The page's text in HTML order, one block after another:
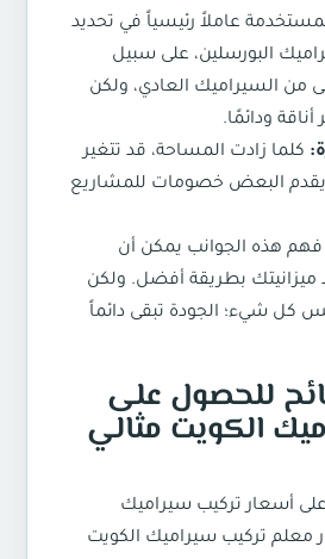
عاملاً رئيسياً في تحديد
البورسلين، على سبيل
من السيراميك العادي، ولكن
ودائمًا.
كلما زادت المساحة، قد تتغير
يقدم البعض خصومات للمشاريع
هذه الجوانب يمكن أن
بطريقة أفضل. ولكن
كل شيء؛ الجودة تبقى دائماً
5 نصائح للحصول على
الكويت مثالي
على أسعار تركيب سيراميك
معلم تركيب سيراميك الكويت